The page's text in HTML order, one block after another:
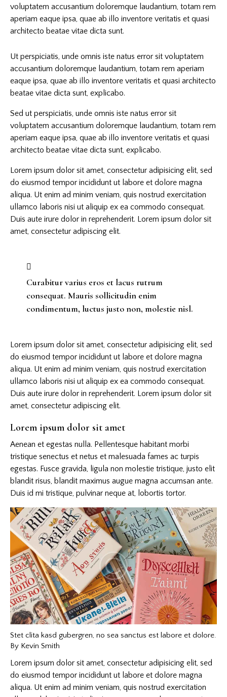
voluptatem accusantium doloremque laudantium, totam rem
aperiam eaque ipsa, quae ab illo inventore veritatis et quasi
architecto beatae vitae dicta sunt.
Ut perspiciatis, unde omnis iste natus error sit voluptatem
accusantium doloremque laudantium, totam rem aperiam
eaque ipsa, quae ab illo inventore veritatis et quasi architecto
beatae vitae dicta sunt, explicabo.
Sed ut perspiciatis, unde omnis iste natus error sit
voluptatem accusantium doloremque laudantium, totam rem
aperiam eaque ipsa, quae ab illo inventore veritatis et quasi
architecto beatae vitae dicta sunt, explicabo.
Lorem ipsum dolor sit amet, consectetur adipisicing elit, sed
do eiusmod tempor incididunt ut labore et dolore magna
aliqua. Ut enim ad minim veniam, quis nostrud exercitation
ullamco laboris nisi ut aliquip ex ea commodo consequat.
Duis aute irure dolor in reprehenderit. Lorem ipsum dolor sit
amet, consectetur adipiscing elit.
Curabitur varius eros et lacus rutrum
consequat. Mauris sollicitudin enim
condimentum, luctus justo non, molestie nisl.
Lorem ipsum dolor sit amet, consectetur adipisicing elit, sed
do eiusmod tempor incididunt ut labore et dolore magna
aliqua. Ut enim ad minim veniam, quis nostrud exercitation
ullamco laboris nisi ut aliquip ex ea commodo consequat.
Duis aute irure dolor in reprehenderit. Lorem ipsum dolor sit
amet, consectetur adipiscing elit.
Lorem ipsum dolor sit amet
Aenean et egestas nulla. Pellentesque habitant morbi
tristique senectus et netus et malesuada fames ac turpis
egestas. Fusce gravida, ligula non molestie tristique, justo elit
blandit risus, blandit maximus augue magna accumsan ante.
Duis id mi tristique, pulvinar neque at, lobortis tortor.
Stet clita kasd gubergren, no sea sanctus est labore et dolore.
By Kevin Smith
Lorem ipsum dolor sit amet, consectetur adipisicing elit, sed
do eiusmod tempor incididunt ut labore et dolore magna
aliqua. Ut enim ad minim veniam, quis nostrud exercitation